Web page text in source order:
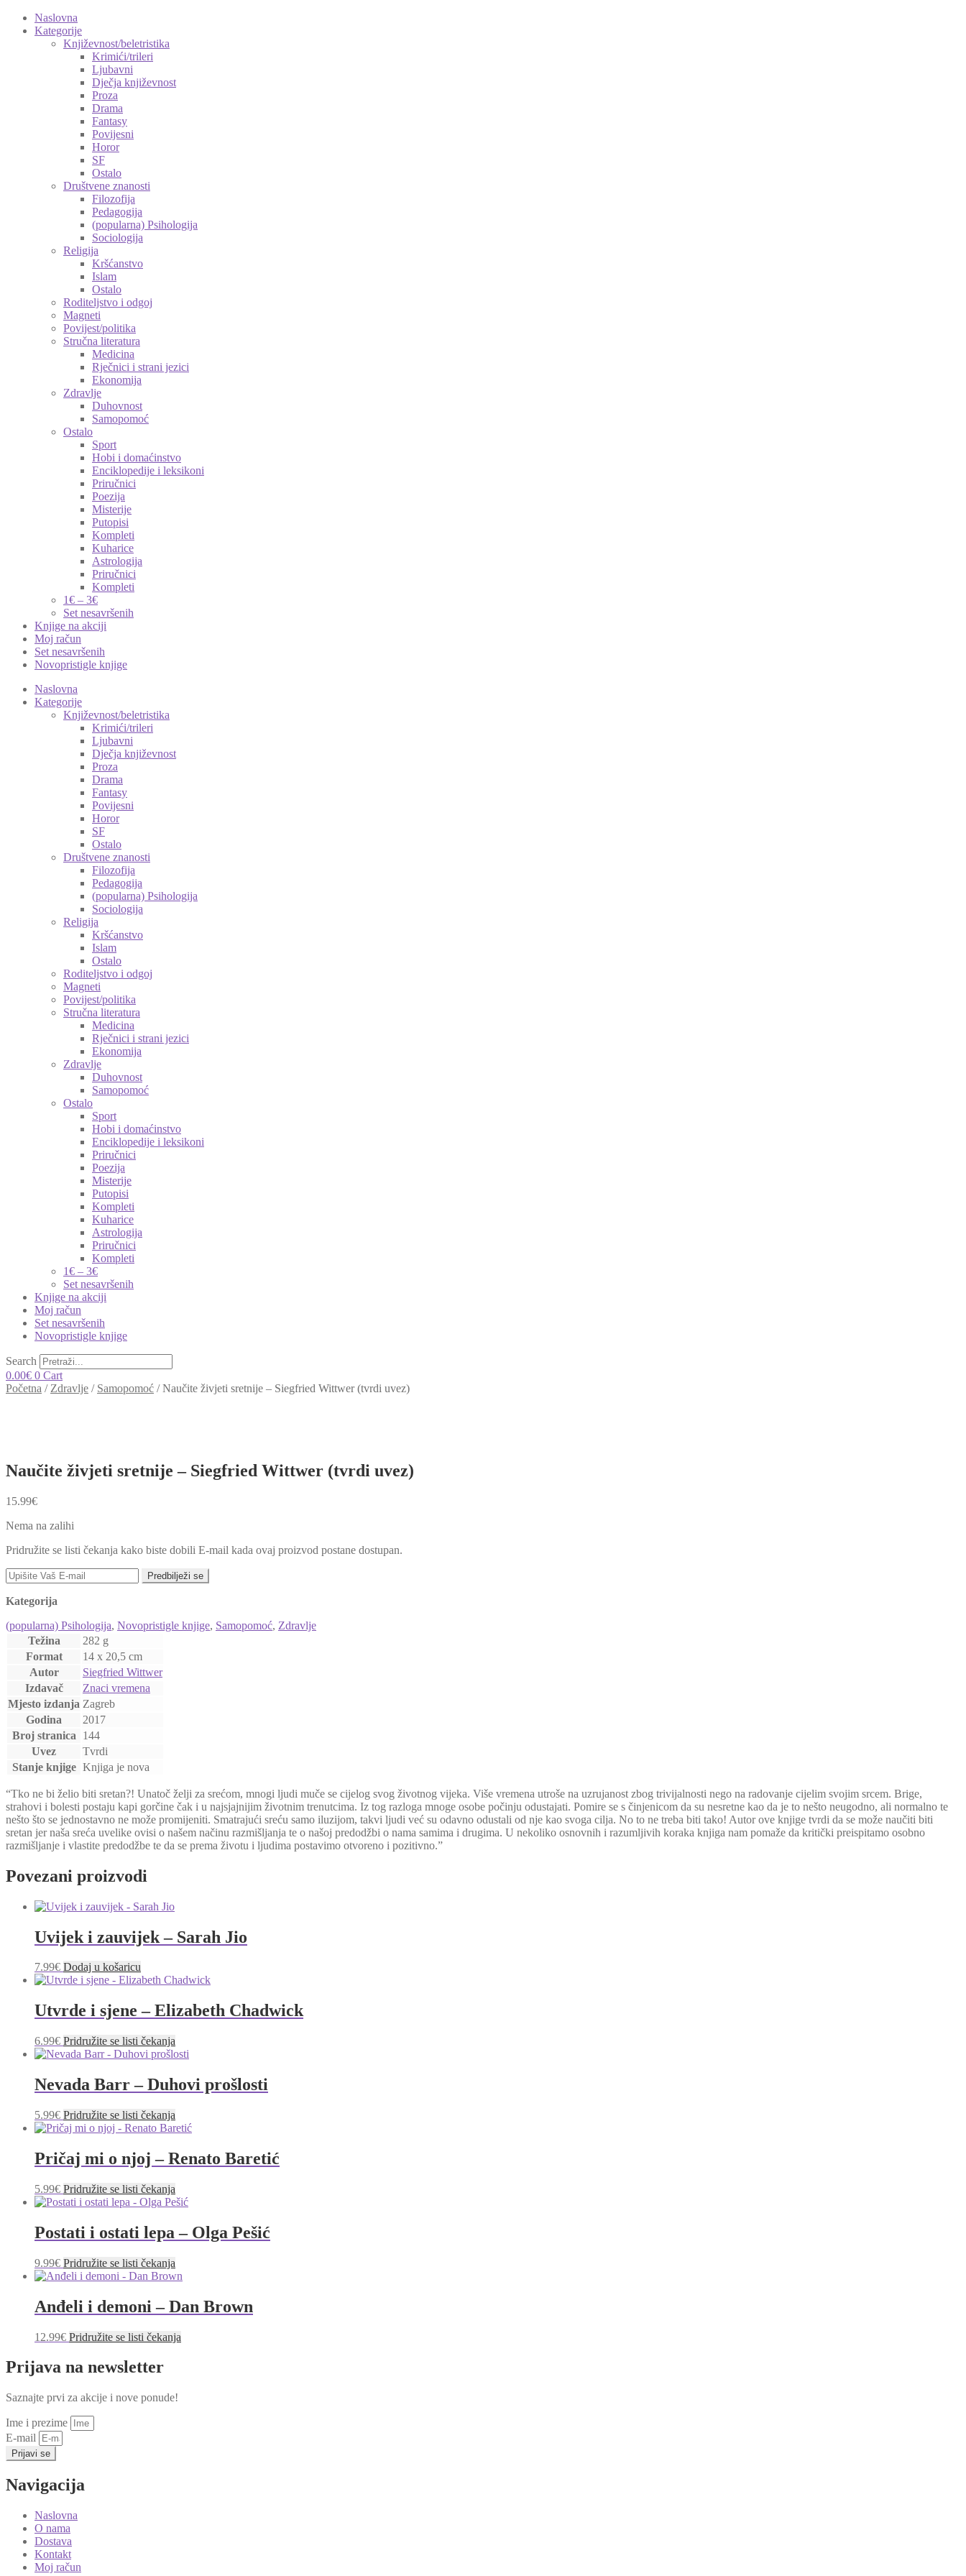
Naslovna
Kategorije
Književnost/beletristika
Krimići/trileri
Ljubavni
Dječja književnost
Proza
Drama
Fantasy
Povijesni
Horor
SF
Ostalo
Društvene znanosti
Filozofija
Pedagogija
(popularna) Psihologija
Sociologija
Religija
Kršćanstvo
Islam
Ostalo
Roditeljstvo i odgoj
Magneti
Povijest/politika
Stručna literatura
Medicina
Rječnici i strani jezici
Ekonomija
Zdravlje
Duhovnost
Samopomoć
Ostalo
Sport
Hobi i domaćinstvo
Enciklopedije i leksikoni
Priručnici
Poezija
Misterije
Putopisi
Kompleti
Kuharice
Astrologija
Priručnici
Kompleti
1€ – 3€
Set nesavršenih
Knjige na akciji
Moj račun
Set nesavršenih
Novopristigle knjige
Naslovna
Kategorije
Književnost/beletristika
Krimići/trileri
Ljubavni
Dječja književnost
Proza
Drama
Fantasy
Povijesni
Horor
SF
Ostalo
Društvene znanosti
Filozofija
Pedagogija
(popularna) Psihologija
Sociologija
Religija
Kršćanstvo
Islam
Ostalo
Roditeljstvo i odgoj
Magneti
Povijest/politika
Stručna literatura
Medicina
Rječnici i strani jezici
Ekonomija
Zdravlje
Duhovnost
Samopomoć
Ostalo
Sport
Hobi i domaćinstvo
Enciklopedije i leksikoni
Priručnici
Poezija
Misterije
Putopisi
Kompleti
Kuharice
Astrologija
Priručnici
Kompleti
1€ – 3€
Set nesavršenih
Knjige na akciji
Moj račun
Set nesavršenih
Novopristigle knjige
Search
0.00€ 0 Cart
Početna / Zdravlje / Samopomoć /Naučite živjeti sretnije – Siegfried Wittwer (tvrdi uvez)
Naučite živjeti sretnije – Siegfried Wittwer (tvrdi uvez)
15.99€
Nema na zalihi
Pridružite se listi čekanja kako biste dobili E-mail kada ovaj proizvod postane dostupan.
Predbilježi se
Kategorija
(popularna) Psihologija, Novopristigle knjige, Samopomoć, Zdravlje
Težina
282 g
Format
14 x 20,5 cm
Autor
Siegfried Wittwer
Izdavač
Znaci vremena
Mjesto izdanja Zagreb
Godina
2017
Broj stranica
144
Uvez
Tvrdi
Stanje knjige Knjiga je nova
“Tko ne bi želio biti sretan?! Unatoč želji za srećom, mnogi ljudi muče se cijelog svog životnog vijeka. Više vremena utroše na uzrujanost zbog trivijalnosti nego na radovanje cijelim svojim srcem. Brige,
strahovi i bolesti postaju kapi gorčine čak i u najsjajnijim životnim trenutcima. Iz tog razloga mnoge osobe počinju odustajati. Pomire se s činjenicom da su nesretne kao da je to nešto neugodno, ali normalno te
nešto što se jednostavno ne može promijeniti. Smatrajući sreću samo iluzijom, takvi ljudi već su odavno odustali od nje kao svoga cilja. No to ne treba biti tako! Autor ove knjige tvrdi da se može naučiti biti
sretan jer naša sreća uvelike ovisi o našem načinu razmišljanja te o našoj predodžbi o nama samima i drugima. U nekoliko osnovnih i razumljivih koraka knjiga nam pomaže da kritički preispitamo osobno
razmišljanje i vlastite predodžbe te da se prema životu i ljudima postavimo otvoreno i pozitivno.”
Povezani proizvodi
Uvijek i zauvijek – Sarah Jio
7.99€ Dodaj u košaricu
Utvrde i sjene – Elizabeth Chadwick
6.99€ Pridružite se listi čekanja
Nevada Barr – Duhovi prošlosti
5.99€ Pridružite se listi čekanja
Pričaj mi o njoj – Renato Baretić
5.99€ Pridružite se listi čekanja
Postati i ostati lepa – Olga Pešić
9.99€ Pridružite se listi čekanja
Anđeli i demoni – Dan Brown
12.99€ Pridružite se listi čekanja
Prijava na newsletter
Saznajte prvi za akcije i nove ponude!
Ime i prezime
E-mail
Prijavi se
Navigacija
Naslovna
O nama
Dostava
Kontakt
Moj račun